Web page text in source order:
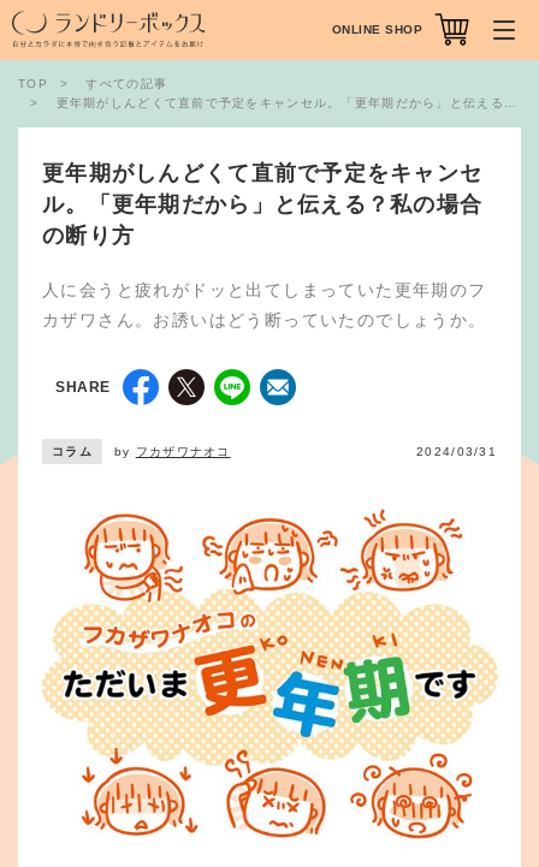
TOP
すべての記事
更年期がしんどくて直前で予定をキャンセル。「更年期だから」と伝える？私の場合の断り方
更年期がしんどくて直前で予定をキャンセ
ル。「更年期だから」と伝える？私の場合
の断り方
人に会うと疲れがドッと出てしまっていた更年期のフ
カザワさん。お誘いはどう断っていたのでしょうか。
SHARE
コラム by フカザワナオコ 2024/03/31
ONLINE SHOP